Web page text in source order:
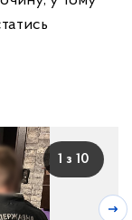
1 з 10